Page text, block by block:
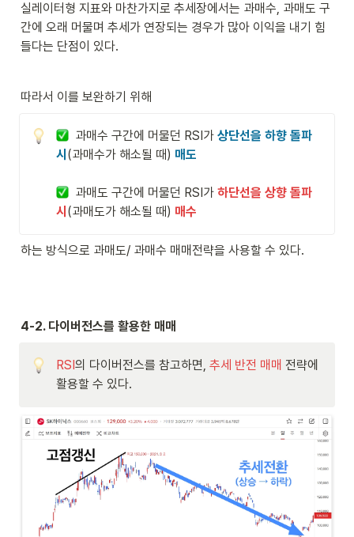
실레이터형 지표와 마찬가지로 추세장에서는 과매수, 과매도 구
간에 오래 머물며 추세가 연장되는 경우가 많아 이익을 내기 힘
들다는 단점이 있다.
따라서 이를 보완하기 위해
  과매수 구간에 머물던 RSI가
상단선을 하향 돌파
시 (과매수가 해소될 때) 매도
과매도 구간에 머물던 RSI가 하단선을 상향 돌파
시 (과매도가 해소될 때) 매수
하는 방식으로 과매도/ 과매수 매매전략을 사용할 수 있다.
4-2. 다이버전스를 활용한 매매
RSI 의 다이버전스를 참고하면, 추세 반전 매매 전략에
활용할 수 있다.